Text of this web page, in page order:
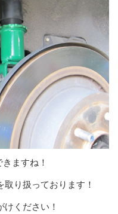
ますね！
り扱っております！
ください！